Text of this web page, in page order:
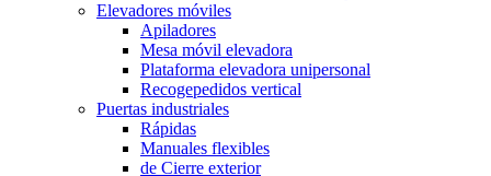
Elevadores móviles
Apiladores
Mesa móvil elevadora
Plataforma elevadora unipersonal
Recogepedidos vertical
Puertas industriales
Rápidas
Manuales flexibles
de Cierre exterior